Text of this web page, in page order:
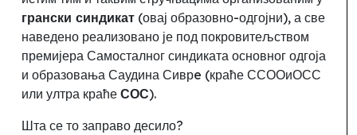
грански синдикат (овај образовно-одгојни), а све
наведено реализовано је под покровитељством
премијера Самосталног синдиката основног одгоја
и образовања Саудина Сиврe (краће ССООиОСС
или ултра краће СОС).
Шта се то заправо десило?